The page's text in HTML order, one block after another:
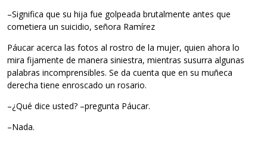
–Significa que su hija fue golpeada brutalmente antes que
cometiera un suicidio, señora Ramírez
Páucar acerca las fotos al rostro de la mujer, quien ahora lo
mira fijamente de manera siniestra, mientras susurra algunas
palabras incomprensibles. Se da cuenta que en su muñeca
derecha tiene enroscado un rosario.
–¿Qué dice usted? –pregunta Páucar.
–Nada.